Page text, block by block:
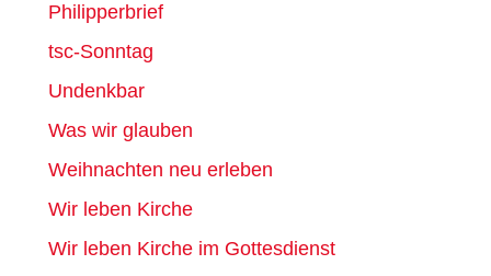
Philipperbrief
tsc-Sonntag
Undenkbar
Was wir glauben
Weihnachten neu erleben
Wir leben Kirche
Wir leben Kirche im Gottesdienst